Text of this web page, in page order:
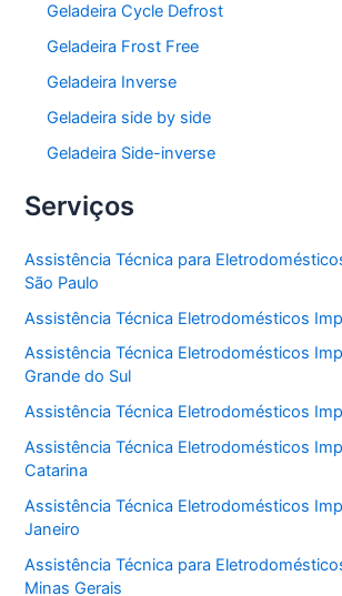
Geladeira Cycle Defrost
Geladeira Frost Free
Geladeira Inverse
Geladeira side by side
Geladeira Side-inverse
Serviços
Assistência Técnica para
São Paulo
Assistência Técnica Eletrodomésticos
Assistência Técnica Eletrodomésticos
Grande do Sul
Assistência Técnica Eletrodomésticos
Assistência Técnica Eletrodomésticos
Catarina
Assistência Técnica Eletrodomésticos
Janeiro
Assistência Técnica para
Minas Gerais